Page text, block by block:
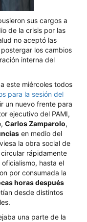
sus cargos a
de la crisis por las
no aceptó las
los cambios
interna del
este miércoles todos
para la sesión del
un nuevo frente para
ejecutivo del PAMI,
Carlos Zamparolo,
en medio del
la obra social de
rápidamente
hasta el
por consumada la
horas después
desde distintos
una parte de la